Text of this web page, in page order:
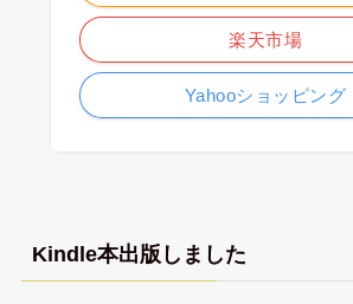
楽天市場
Yahooショッピング
Kindle本出版しました